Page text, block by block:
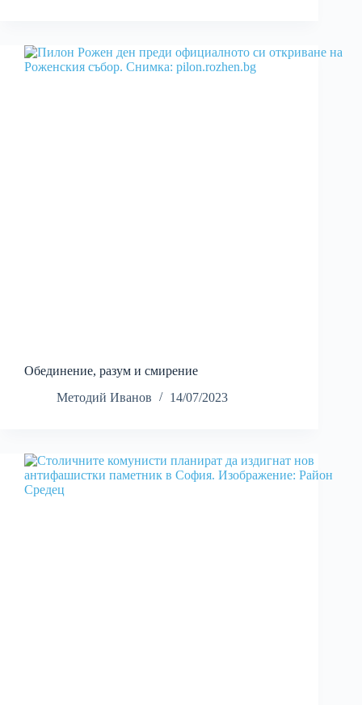
Обединение, разум и смирение
Методий Иванов
14/07/2023